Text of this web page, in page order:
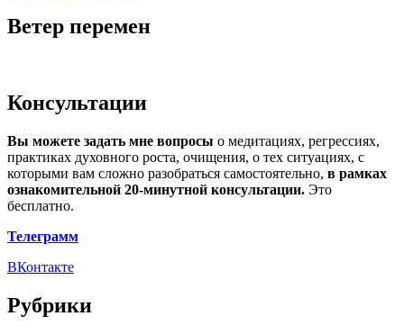
Ветер перемен
Консультации
Вы можете задать мне вопросы о медитациях, регрессиях,
практиках духовного роста, очищения, о тех ситуациях, с
которыми вам сложно разобраться самостоятельно, в рамках
ознакомительной 20-минутной консультации. Это
бесплатно.
Телеграмм
ВКонтакте
Рубрики